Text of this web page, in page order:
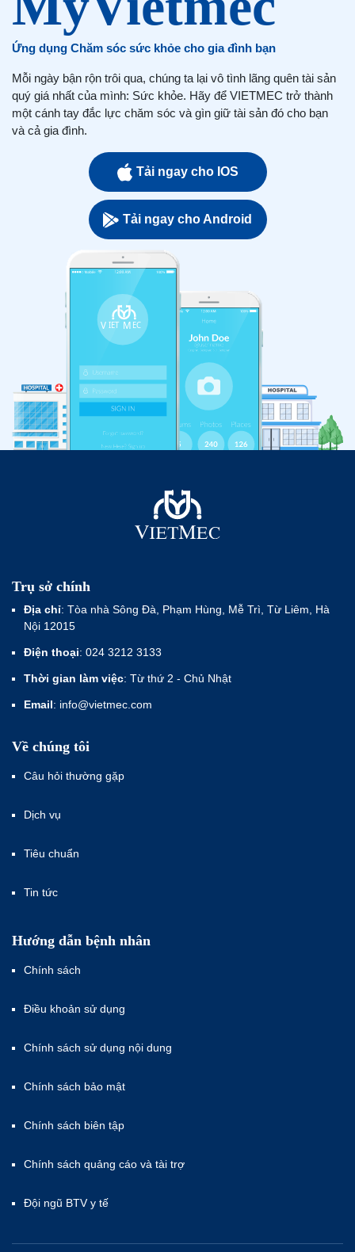
Ứng dụng Chăm sóc sức khỏe cho gia đình bạn
Mỗi ngày bận rộn trôi qua, chúng ta lại vô tình lãng quên tài sản
quý giá nhất của mình: Sức khỏe. Hãy để VIETMEC trở thành
một cánh tay đắc lực chăm sóc và gìn giữ tài sản đó cho bạn
và cả gia đình.
Tải ngay cho IOS
Tải ngay cho Android
Trụ sở chính
Địa chỉ: Tòa nhà Sông Đà, Phạm Hùng, Mễ Trì, Từ Liêm, Hà
Nội 12015
Điện thoại: 024 3212 3133
Thời gian làm việc: Từ thứ 2 - Chủ Nhật
Email: info@vietmec.com
Về chúng tôi
Câu hỏi thường gặp
Dịch vụ
Tiêu chuẩn
Tin tức
Hướng dẫn bệnh nhân
Chính sách
Điều khoản sử dụng
Chính sách sử dụng nội dung
Chính sách bảo mật
Chính sách biên tập
Chính sách quảng cáo và tài trợ
Đội ngũ BTV y tế